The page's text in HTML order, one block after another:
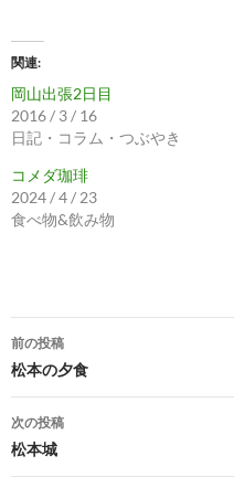
関連
岡山出張2日目
2016 / 3 / 16
日記・コラム・つぶやき
コメダ珈琲
2024 / 4 / 23
食べ物&飲み物
投
稿
ナ
ビ
前の投稿
松本の夕食
次の投稿
松本城